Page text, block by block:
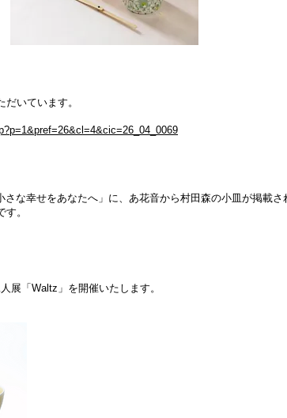
いています。
な幸せをあなたへ」に、あ花音から村田森の小皿が掲載さ
。
展「Waltz」を開催いたします。